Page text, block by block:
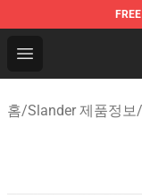
FREE
Open menu
Slander Shop
홈/Slander 제품정보/